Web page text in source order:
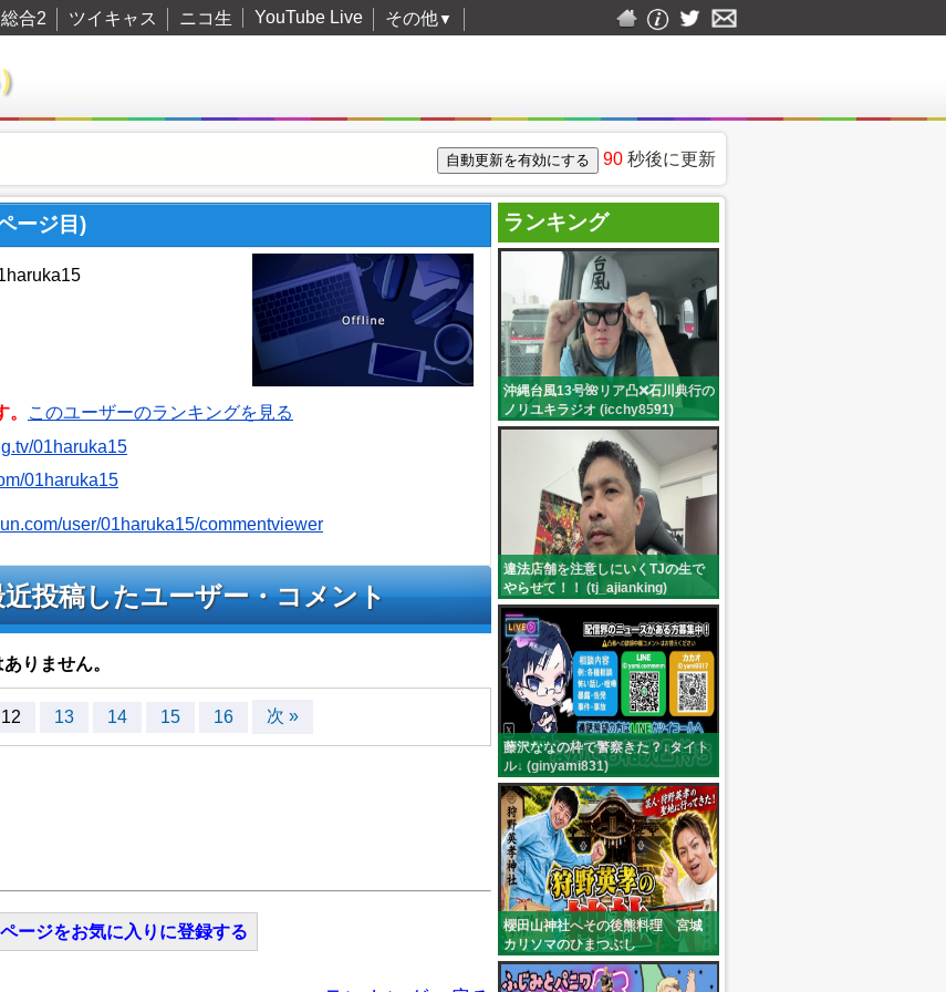
総合2 ツイキャス ニコ生 YouTube Live その他▼
90秒後に更新
ージ目)
このユーザーのランキングを見る
01haruka15
01haruka15
user/01haruka15/commentviewer
投稿したユーザー・コメント
りません。
12 13 14 15 16 次 »
ージをお気に入りに登録する
ランキング
沖縄台風13号🌺リア凸❌石川典行の
ノリユキラジオ (icchy8591)
違法店舗を注意しにいくTJの生で
やらせて！！ (tj_ajianking)
藤沢ななの枠で警察きた？↓タイト
ル↓ (ginyami831)
櫻田山神社へその後熊料理 宮城
カリソマのひまつぶし
(niko_yumepirika)